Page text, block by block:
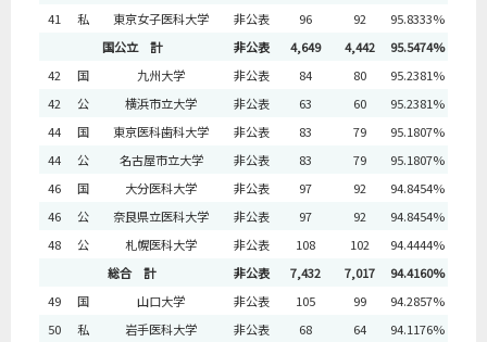
41
私 東京女子医科大学 非公表 96 92
95.8333%
国公立 計
非公表 4,649 4,442
95.5474%
42
国 九州大学 非公表 84 80
95.2381%
42
公 横浜市立大学 非公表 63 60
95.2381%
44
国 東京医科歯科大学 非公表 83 79
95.1807%
44
公 名古屋市立大学 非公表 83 79
95.1807%
46
国 大分医科大学 非公表 97 92
94.8454%
46
公 奈良県立医科大学 非公表 97 92
94.8454%
48
公 札幌医科大学 非公表 108 102
94.4444%
総合 計
非公表 7,432 7,017
94.4160%
49
国 山口大学 非公表 105 99
94.2857%
50
私 岩手医科大学 非公表 68 64
94.1176%